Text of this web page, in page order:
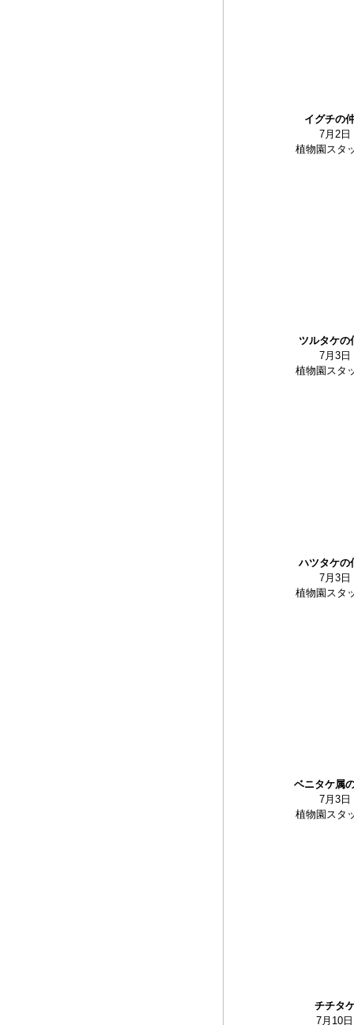
イグチの
7月2日
植物園スタ
ツルタケの
7月3日
植物園スタ
ハツタケの
7月3日
植物園スタ
ベニタケ属
7月3日
植物園スタ
チチタ
7月10日